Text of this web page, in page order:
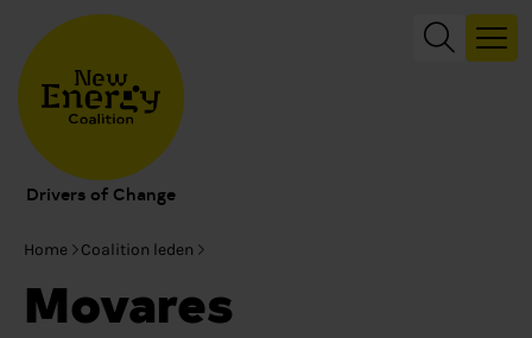
Drivers of Change
Home Coalition leden
Movares